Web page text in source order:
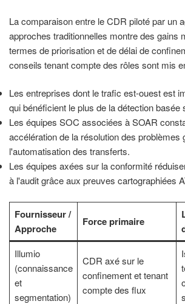
La comparaison entre le CDR piloté par un
approches traditionnelles montre des gains
termes de priorisation et de délai de
conseils tenant compte des rôles sont mis
Les entreprises dont le trafic est-ouest est
qui bénéficient le plus de la détection basée
Les équipes SOC associées à SOAR
accélération de la résolution des problèmes
l'automatisation des transferts.
Les équipes axées sur la conformité
à l'audit grâce aux preuves cartographiées
Fournisseur /
Approche
Force primaire
Illumio
(connaissance
et
segmentation)
CDR axé sur le
confinement et tenant
compte des flux